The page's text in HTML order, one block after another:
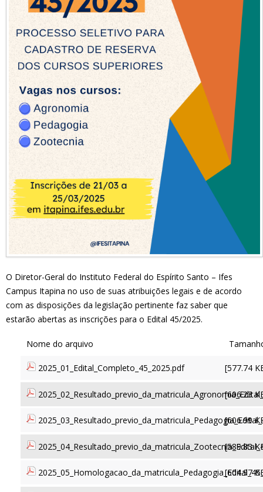
O Diretor-Geral do Instituto Federal do Espírito Santo – Ifes
Campus Itapina no uso de suas atribuições legais e de acordo
com as disposições da legislação pertinente faz saber que
estarão abertas as inscrições para o Edital 45/2025.
2025_01_Edital_Completo_45_2025.pdf [577.74
[606.23
[606.99
[589.83
[604.97